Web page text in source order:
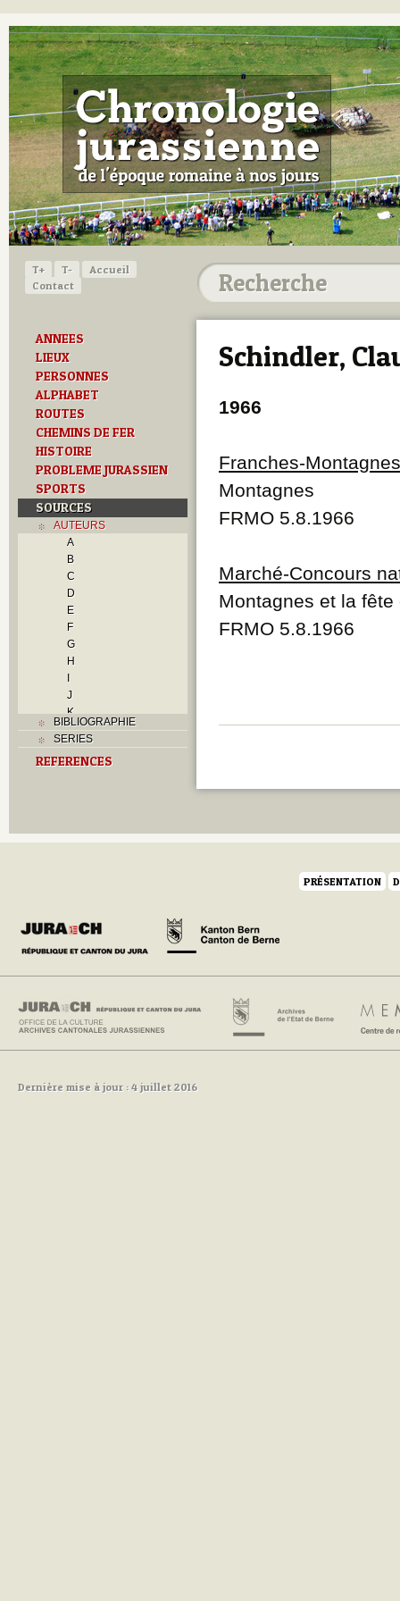
T+ T-
Accueil
Contact
ANNEES
LIEUX
PERSONNES
ALPHABET
ROUTES
CHEMINS DE FER
HISTOIRE
PROBLEME JURASSIEN
SPORTS
SOURCES
AUTEURS
A
B
C
D
E
F
G
H
I
J
K
L
M
N
Y
Z
BIBLIOGRAPHIE
SERIES
REFERENCES
Schindler,
1966
Franches-Montagnes
Montagnes
FRMO 5.8.1966
Marché-Concours
Montagnes et la
FRMO 5.8.1966
PRÉSENTATION
Dernière mise à jour : 4 juillet 2016